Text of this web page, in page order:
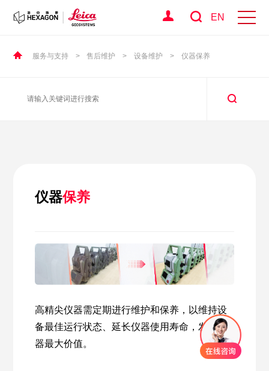
EN
服务与支持 > 售后维护 > 设备维护 > 仪器保养
仪器保养
高精尖仪器需定期进行维护和保养，以维持设
备最佳运行状态、延长仪器使用寿命，发挥仪
器最大价值。